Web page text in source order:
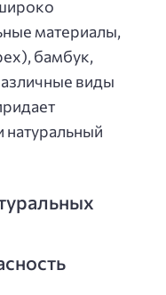
материалы,
бамбук,
виды
натуральный